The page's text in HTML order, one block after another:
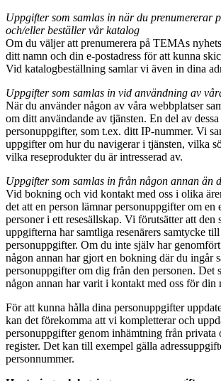
Uppgifter som samlas in när du prenumererar
och/eller beställer vår katalog
Om du väljer att prenumerera på TEMAs
ditt namn och din e-postadress för att kunna
Vid katalogbeställning samlar vi även in dina
Uppgifter som samlas in vid användning av
När du använder någon av våra webbplatser
om ditt användande av tjänsten. En del av
personuppgifter, som t.ex. ditt IP-nummer. Vi
uppgifter om hur du navigerar i tjänsten, vilka
vilka reseprodukter du är intresserad av.
Uppgifter som samlas in från någon annan än
Vid bokning och vid kontakt med oss i olika
det att en person lämnar personuppgifter om en
personer i ett resesällskap. Vi förutsätter att den
uppgifterna har samtliga resenärers samtycke till
personuppgifter. Om du inte själv har
någon annan har gjort en bokning där du ingår
personuppgifter om dig från den personen. Det
någon annan har varit i kontakt med oss för din
För att kunna hålla dina personuppgifter
kan det förekomma att vi kompletterar och
personuppgifter genom inhämtning från privata
register. Det kan till exempel gälla
personnummer.